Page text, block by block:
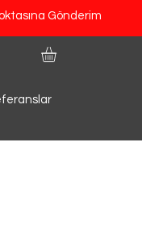
Gönderim